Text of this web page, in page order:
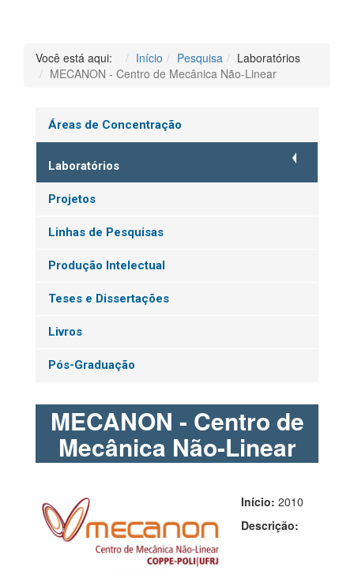
Você está aqui: Início Pesquisa
Laboratórios
MECANON - Centro de Mecânica Não-Linear
Áreas de Concentração
Laboratórios
Projetos
Linhas de Pesquisas
Produção Intelectual
Teses e Dissertações
Livros
Pós-Graduação
MECANON - Centro de
Mecânica Não-Linear
Início: 2010
Descrição: